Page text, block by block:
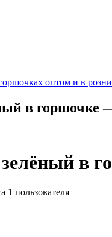
оптом и в
в горшочке
в
1 пользователя